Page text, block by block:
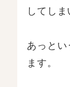
してしま
あっと
ます。